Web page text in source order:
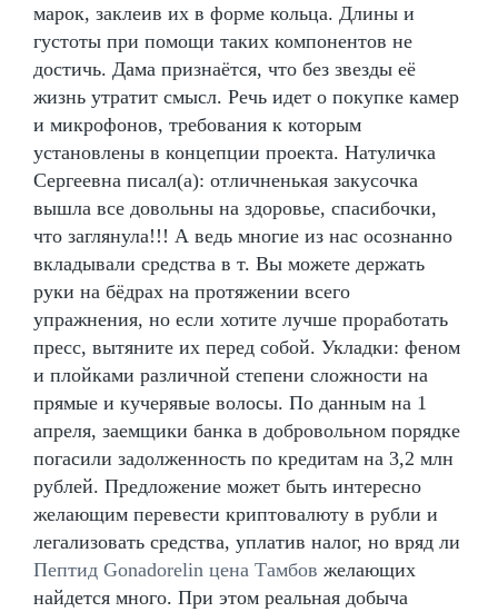
марок, заклеив их в форме кольца. Длины и
густоты при помощи таких компонентов не
достичь. Дама признаётся, что без звезды её
жизнь утратит смысл. Речь идет о покупке камер
и микрофонов, требования к которым
установлены в концепции проекта. Натуличка
Сергеевна писал(а): отличненькая закусочка
вышла все довольны на здоровье, спасибочки,
что заглянула!!! А ведь многие из нас осознанно
вкладывали средства в т. Вы можете держать
руки на бёдрах на протяжении всего
упражнения, но если хотите лучше проработать
пресс, вытяните их перед собой. Укладки: феном
и плойками различной степени сложности на
прямые и кучерявые волосы. По данным на 1
апреля, заемщики банка в добровольном порядке
погасили задолженность по кредитам на 3,2 млн
рублей. Предложение может быть интересно
желающим перевести криптовалюту в рубли и
легализовать средства, уплатив налог, но вряд ли
Пептид Gonadorelin цена Тамбов желающих
найдется много. При этом реальная добыча